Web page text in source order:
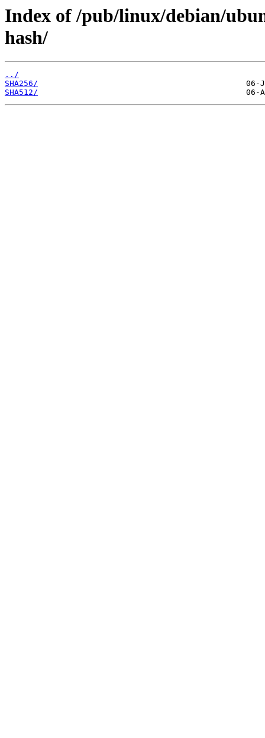
Index of /pub/linux/debian/
hash/
../
SHA256/
SHA512/